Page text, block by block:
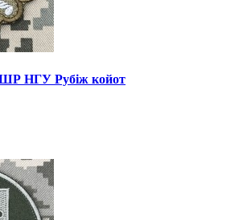
НГУ Рубіж койот